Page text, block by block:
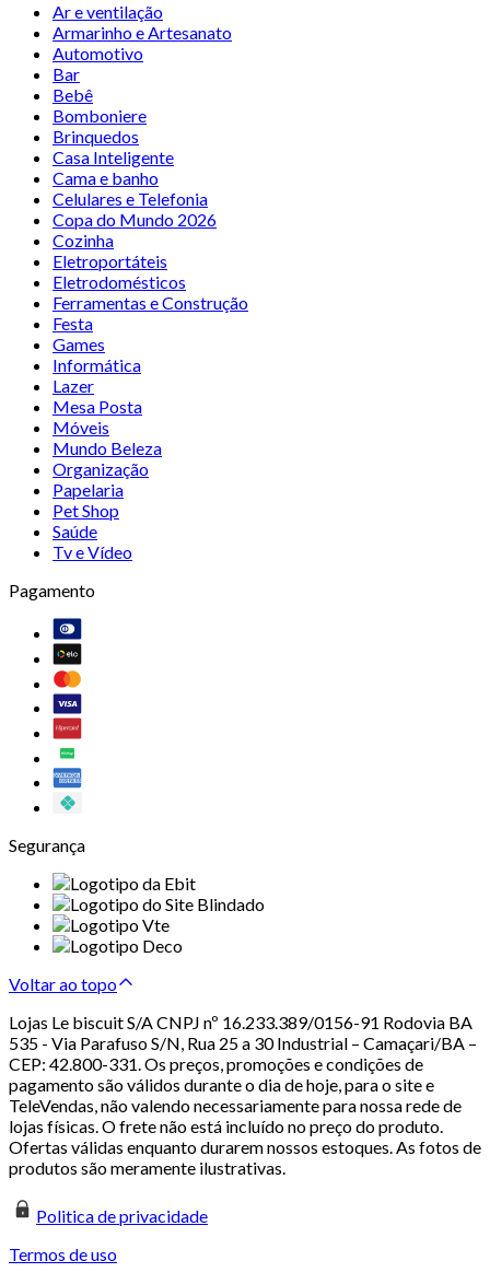
Ar e ventilação
Armarinho e Artesanato
Automotivo
Bar
Bebê
Bomboniere
Brinquedos
Casa Inteligente
Cama e banho
Celulares e Telefonia
Copa do Mundo 2026
Cozinha
Eletroportáteis
Eletrodomésticos
Ferramentas e Construção
Festa
Games
Informática
Lazer
Mesa Posta
Móveis
Mundo Beleza
Organização
Papelaria
Pet Shop
Saúde
Tv e Vídeo
Pagamento
Segurança
Voltar ao topo
Lojas Le biscuit S/A CNPJ nº 16.233.389/0156-91 Rodovia BA
535 - Via Parafuso S/N, Rua 25 a 30 Industrial – Camaçari/BA –
CEP: 42.800-331. Os preços, promoções e condições de
pagamento são válidos durante o dia de hoje, para o site e
TeleVendas, não valendo necessariamente para nossa rede de
lojas físicas. O frete não está incluído no preço do produto.
Ofertas válidas enquanto durarem nossos estoques. As fotos de
produtos são meramente ilustrativas.
Politica de privacidade
Termos de uso